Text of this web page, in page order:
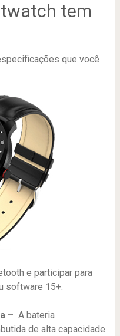
tem
que você
e participar para
software 15+.
– A bateria
de alta capacidade